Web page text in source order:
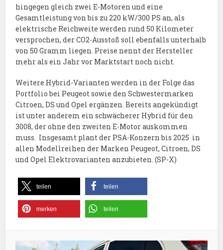
hingegen gleich zwei E-Motoren und eine
Gesamtleistung von bis zu 220 kW/300 PS an, als
elektrische Reichweite werden rund 50 Kilometer
versprochen, der CO2-Ausstoß soll ebenfalls unterhalb
von 50 Gramm liegen. Preise nennt der Hersteller
mehr als ein Jahr vor Marktstart noch nicht.
Weitere Hybrid-Varianten werden in der Folge das
Portfolio bei Peugeot sowie den Schwestermarken
Citroen, DS und Opel ergänzen. Bereits angekündigt
ist unter anderem ein schwächerer Hybrid für den
3008, der ohne den zweiten E-Motor auskommen
muss. Insgesamt plant der PSA-Konzern bis 2025 in
allen Modellreihen der Marken Peugeot, Citroen, DS
und Opel Elektrovarianten anzubieten. (SP-X)
teilen teilen
merken teilen